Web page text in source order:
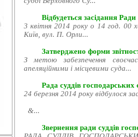
Відбудеться засідання
3 квітня 2014 року о 14 год. 00
Київ, вул. П. Орли...
Затверджено форми
З метою забезпечення
апеляційними і місцевими суда...
Рада суддів господарських
24 березня 2014 року відбулося
&...
Звернення ради суддів